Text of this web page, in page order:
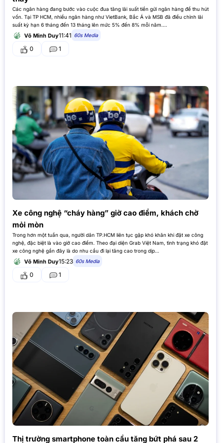
Các ngân hàng đang bước vào cuộc đua tăng lãi suất tiền gửi ngân hàng để thu hút
vốn. Tại TP HCM, nhiều ngân hàng như VietBank, Bắc Á và MSB đã điều chỉnh lãi
suất kỳ hạn 6 tháng đến 13 tháng lên mức 5% đến 8% mỗi năm.…
Võ Minh Duy11:41 60s Media
0 1
Xe công nghệ “cháy hàng” giờ cao điểm, khách chờ
mỏi mòn
Trong hơn một tuần qua, người dân TP.HCM liên tục gặp khó khăn khi đặt xe công
nghệ, đặc biệt là vào giờ cao điểm. Theo đại diện Grab Việt Nam, tình trạng khó đặt
xe công nghệ gần đây là do nhu cầu đi lại tăng cao trong dịp…
Võ Minh Duy15:23 60s Media
0 1
Thị trường smartphone toàn cầu tăng bứt phá sau 2